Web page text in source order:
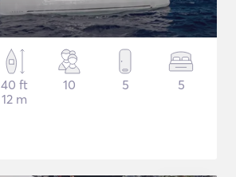
40 ft
12 m
10 5 5